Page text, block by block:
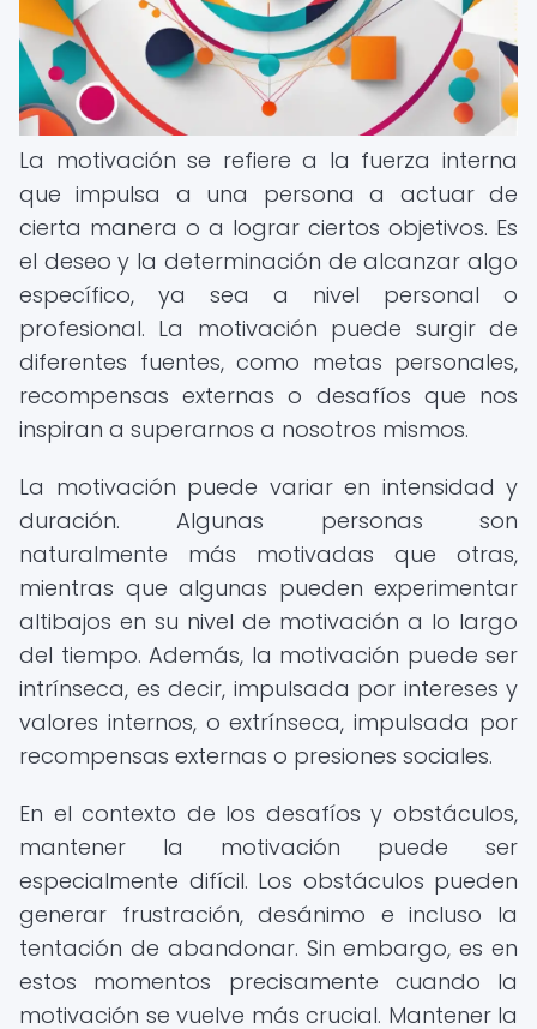
La motivación se refiere a la fuerza interna
que impulsa a una persona a actuar de
cierta manera o a lograr ciertos objetivos. Es
el deseo y la determinación de alcanzar algo
específico, ya sea a nivel personal o
profesional. La motivación puede surgir de
diferentes fuentes, como metas personales,
recompensas externas o desafíos que nos
inspiran a superarnos a nosotros mismos.
La motivación puede variar en intensidad y
duración. Algunas personas son
naturalmente más motivadas que otras,
mientras que algunas pueden experimentar
altibajos en su nivel de motivación a lo largo
del tiempo. Además, la motivación puede ser
intrínseca, es decir, impulsada por intereses y
valores internos, o extrínseca, impulsada por
recompensas externas o presiones sociales.
En el contexto de los desafíos y obstáculos,
mantener la motivación puede ser
especialmente difícil. Los obstáculos pueden
generar frustración, desánimo e incluso la
tentación de abandonar. Sin embargo, es en
estos momentos precisamente cuando la
motivación se vuelve más crucial. Mantener la